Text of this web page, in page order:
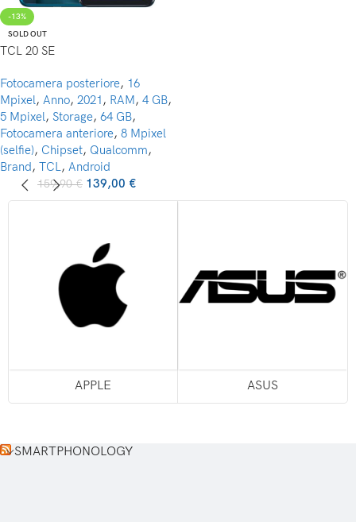
-13%
SOLD OUT
TCL 20 SE
Fotocamera posteriore, 16
Mpixel, Anno, 2021 , RAM, 4 GB,
5 Mpixel, Storage, 64 GB,
Fotocamera anteriore, 8 Mpixel
(selfie), Chipset, Qualcomm,
Brand, TCL, Android
159,90€ 139,00 €
APPLE ASUS
SMARTPHONOLOGY